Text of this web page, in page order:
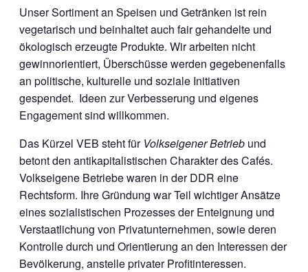
Unser Sortiment an Speisen und Getränken ist rein
vegetarisch und beinhaltet auch fair gehandelte und
ökologisch erzeugte Produkte. Wir arbeiten nicht
gewinnorientiert, Überschüsse werden gegebenenfalls
an politische, kulturelle und soziale Initiativen
gespendet. Ideen zur Verbesserung und eigenes
Engagement sind willkommen.
Das Kürzel VEB steht für Volkseigener Betrieb und
betont den antikapitalistischen Charakter des Cafés.
Volkseigene Betriebe waren in der DDR eine
Rechtsform. Ihre Gründung war Teil wichtiger Ansätze
eines sozialistischen Prozesses der Enteignung und
Verstaatlichung von Privatunternehmen, sowie deren
Kontrolle durch und Orientierung an den Interessen der
Bevölkerung, anstelle privater Profitinteressen.